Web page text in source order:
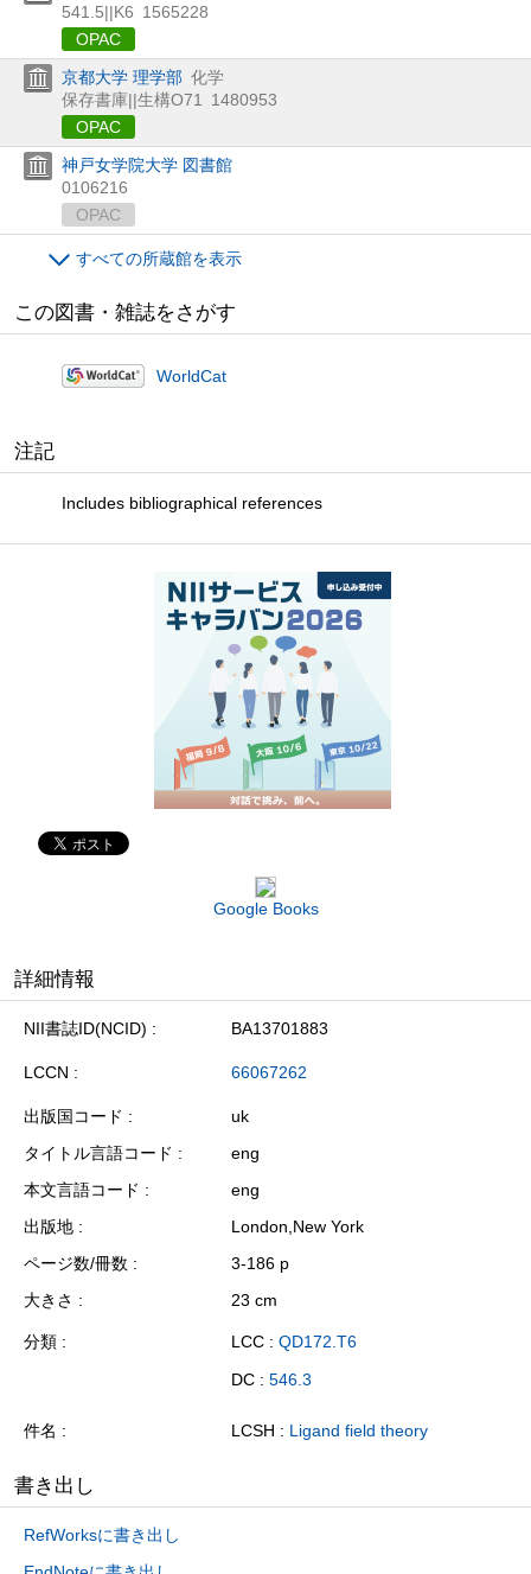
541.5||K6 1565228
OPAC
京都大学 理学部 化学
保存書庫||生構O71
1480953
OPAC
神戸女学院大学 図書館
0106216
OPAC
すべての所蔵館を表示
この図書・雑誌をさがす
WorldCat
注記
Includes bibliographical references
Google Books
詳細情報
NII書誌ID(NCID) BA13701883
LCCN 66067262
出版国コード
uk
タイトル言語コード
eng
本文言語コード
eng
出版地
London,New York
ページ数/冊数
3-186 p
大きさ
23 cm
分類 LCC : QD172.T6
DC : 546.3
件名 LCSH : Ligand field theory
書き出し
RefWorksに書き出し